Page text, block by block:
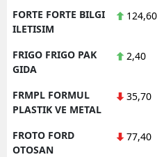
FORTE FORTE BILGI
ILETISIM
124,60
FRIGO FRIGO PAK
GIDA
2,40
FRMPL FORMUL
PLASTIK VE METAL
35,70
FROTO FORD
OTOSAN
77,40